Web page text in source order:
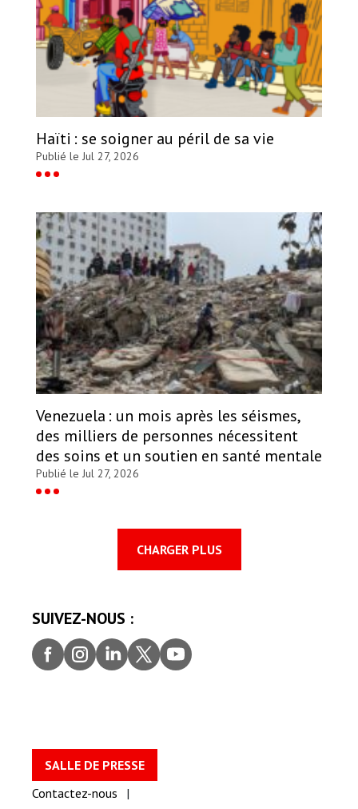
Haïti : se soigner au péril de sa vie
Publié le Jul 27, 2026
Venezuela : un mois après les séismes,
des milliers de personnes nécessitent
des soins et un soutien en santé mentale
Publié le Jul 27, 2026
CHARGER PLUS
SUIVEZ-NOUS :
Faceb
ook
Insta
gram
Linke
dIn
Twitt
er
youtu
be
SALLE DE PRESSE
Contactez-nous